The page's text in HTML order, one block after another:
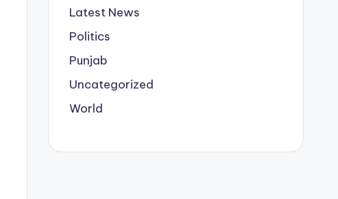
Latest News
Politics
Punjab
Uncategorized
World